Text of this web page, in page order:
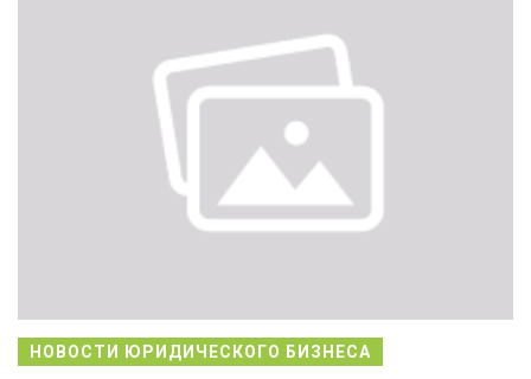
НОВОСТИ ЮРИДИЧЕСКОГО БИЗНЕСА